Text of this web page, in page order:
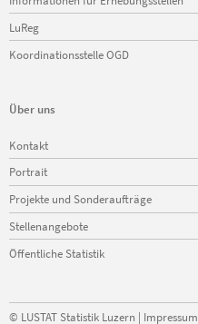
LuReg
Koordinationsstelle OGD
Über uns
Navigation
überspringen
Kontakt
Portrait
Projekte und Sonderaufträge
Stellenangebote
Öffentliche Statistik
© LUSTAT Statistik Luzern | Impressum